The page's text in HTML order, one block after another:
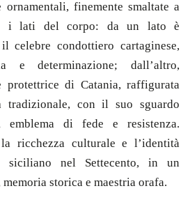
finemente smaltate a
i lati del corpo: da un lato è
celebre condottiero cartaginese,
e determinazione; dall’altro,
protettrice di Catania, raffigurata
tradizionale, con il suo sguardo
emblema di fede e resistenza.
la ricchezza culturale e l’identità
siciliano nel Settecento, in un
storica e maestria orafa.